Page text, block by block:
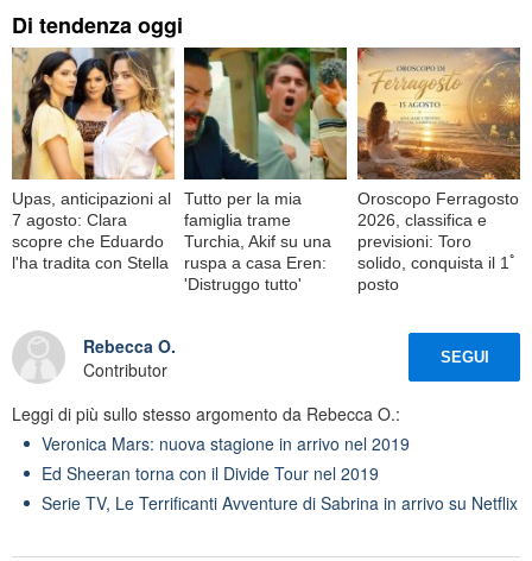
Di tendenza oggi
Upas, anticipazioni al
7 agosto: Clara
scopre che Eduardo
l'ha tradita con Stella
Tutto per la mia
famiglia trame
Turchia, Akif su una
ruspa a casa Eren:
'Distruggo tutto'
Oroscopo Ferragosto
2026, classifica e
previsioni: Toro
solido, conquista il 1ﾟ
posto
Rebecca O.
Contributor
SEGUI
Leggi di più sullo stesso argomento da Rebecca O.:
Veronica Mars: nuova stagione in arrivo nel 2019
Ed Sheeran torna con il Divide Tour nel 2019
Serie TV, Le Terrificanti Avventure di Sabrina in arrivo su Netflix